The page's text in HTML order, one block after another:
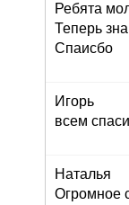
Ребята
Теперь
Спаисбо
Игорь
всем
Наталья
Огромное